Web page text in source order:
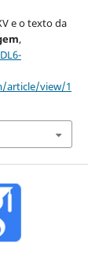
e o texto da
,
article/view/1